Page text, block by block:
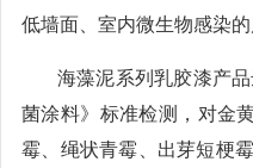
低墙面、室内微生物感染
海藻泥系列乳胶漆产
菌涂料》标准检测，对金
霉、绳状青霉、出芽短梗